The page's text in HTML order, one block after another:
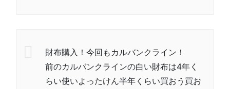
財布購入！今回もカルバンクライン！
前のカルバンクラインの白い財布は4年く
らい使いよったけん半年くらい買おう買お